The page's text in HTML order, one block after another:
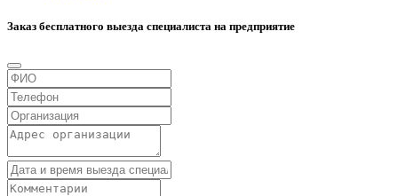
Заказ бесплатного выезда специалиста на предприятие